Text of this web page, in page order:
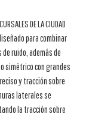
DE LA CIUDAD
para combinar
ruido, además de
simétrico con grandes
y tracción sobre
laterales se
la tracción sobre